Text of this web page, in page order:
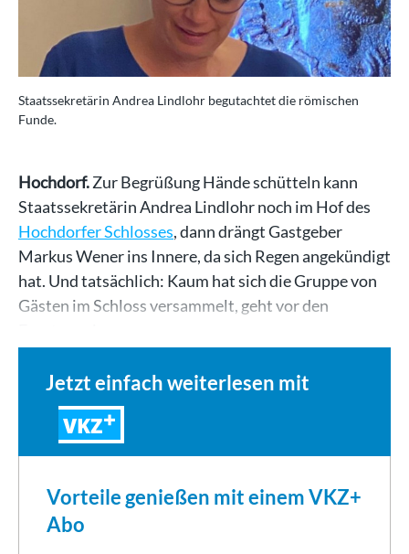
Staatssekretärin Andrea Lindlohr begutachtet die römischen
Funde.
Hochdorf.Zur Begrüßung Hände schütteln kann
Staatssekretärin Andrea Lindlohr noch im Hof des
Hochdorfer Schlosses, dann drängt Gastgeber
Markus Wener ins Innere, da sich Regen angekündigt
hat. Und tatsächlich: Kaum hat sich die Gruppe von
Gästen im Schloss versammelt, geht vor den
Jetzt einfach weiterlesen mit
VKZ
Vorteile genießen mit einem VKZ+
Abo